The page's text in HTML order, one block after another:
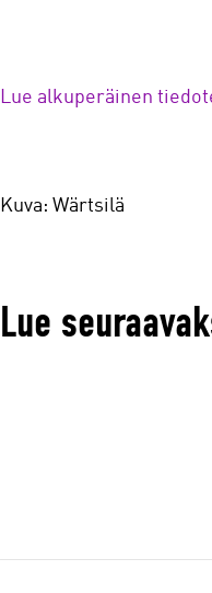
Lue alkuperäinen
Kuva: Wärtsilä
Lue